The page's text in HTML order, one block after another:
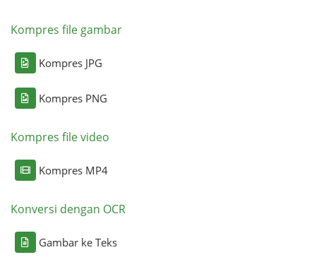
Kompres file gambar
Kompres JPG
Kompres PNG
Kompres file video
Kompres MP4
Konversi dengan OCR
Gambar ke Teks